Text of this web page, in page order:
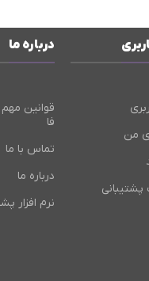
من
درباره ما
قوانین
فا
تماس با ما
درباره ما
نرم افزار